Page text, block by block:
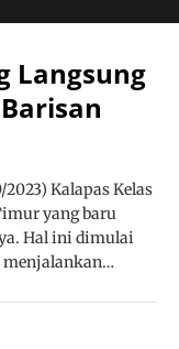
Langsung
2023) Kalapas Kelas
yang baru
Hal ini dimulai
menjalankan…